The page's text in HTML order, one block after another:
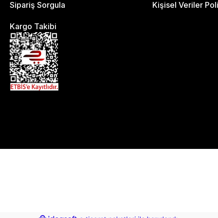
Sipariş Sorgula
Kargo Takibi
Kişisel Veriler